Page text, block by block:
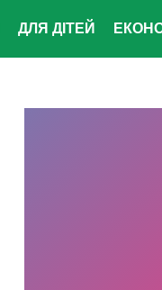
ДЛЯ ДІТЕЙ